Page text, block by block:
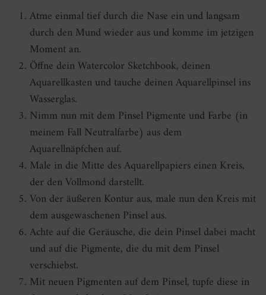
Atme einmal tief durch die Nase ein und langsam
durch den Mund wieder aus und komme im jetzigen
Moment an.
Öffne dein Watercolor Sketchbook, deinen
Aquarellkasten und tauche deinen Aquarellpinsel ins
Wasserglas.
Nimm nun mit dem Pinsel Pigmente und Farbe (in
meinem Fall Neutralfarbe) aus dem
Aquarellnäpfchen auf.
Male in die Mitte des Aquarellpapiers einen Kreis,
der den Vollmond darstellt.
Von der äußeren Kontur aus, male nun den Kreis mit
dem ausgewaschenen Pinsel aus.
Achte auf die Geräusche, die dein Pinsel dabei macht
und auf die Pigmente, die du mit dem Pinsel
verschiebst.
Mit neuen Pigmenten auf dem Pinsel, tupfe diese in